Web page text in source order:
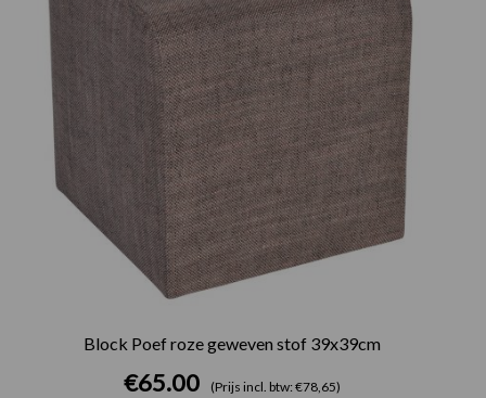
Block Poef roze geweven stof 39x39cm
€65.00 (Prijs incl. btw: €78,65)